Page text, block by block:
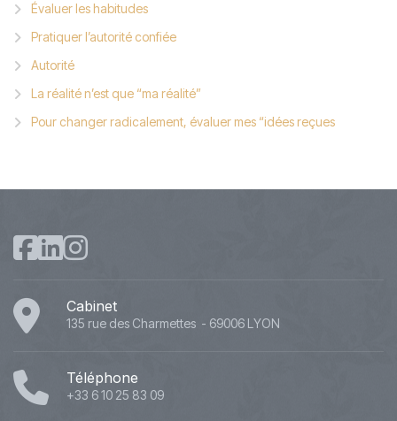
Évaluer les habitudes
Pratiquer l’autorité confiée
Autorité
La réalité n’est que “ma réalité”
Pour changer radicalement, évaluer mes “idées reçues
Cabinet
135 rue des Charmettes - 69006 LYON
Téléphone
+33 6 10 25 83 09